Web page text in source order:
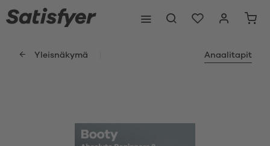
Yleisnäkymä Anaalitapit